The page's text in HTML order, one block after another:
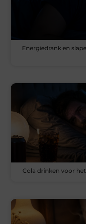
Energiedrank en
Cola drinken voor